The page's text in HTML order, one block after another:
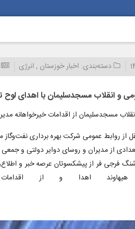
دسته‌بندی: اخبار خوزستان , انرژی
و انقلاب مسجدسلیمان با اهدای
مسجدسلیمان از اقدامات خیرخواهانه
از روابط عمومی شرکت بهره برداری
از مدیران و روسای دوایر دولتی و
فرجی فر از پیشکسوتان عرصه خبر و
اهدا و از